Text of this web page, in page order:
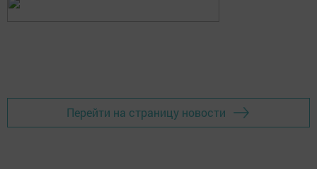
Перейти на страницу новости